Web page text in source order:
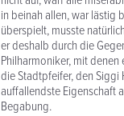
in beinah allen, war lästig
überspielt, musste
er deshalb durch die
Philharmoniker, mit
die Stadtpfeifer, den Siggi
auffallendste Eigenschaft
Begabung.